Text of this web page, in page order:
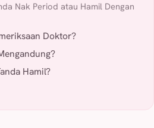
Nak Period atau Hamil Dengan
Doktor?
Hamil?